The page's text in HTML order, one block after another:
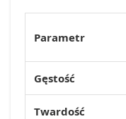
Parametr
Gęstość
Twardość